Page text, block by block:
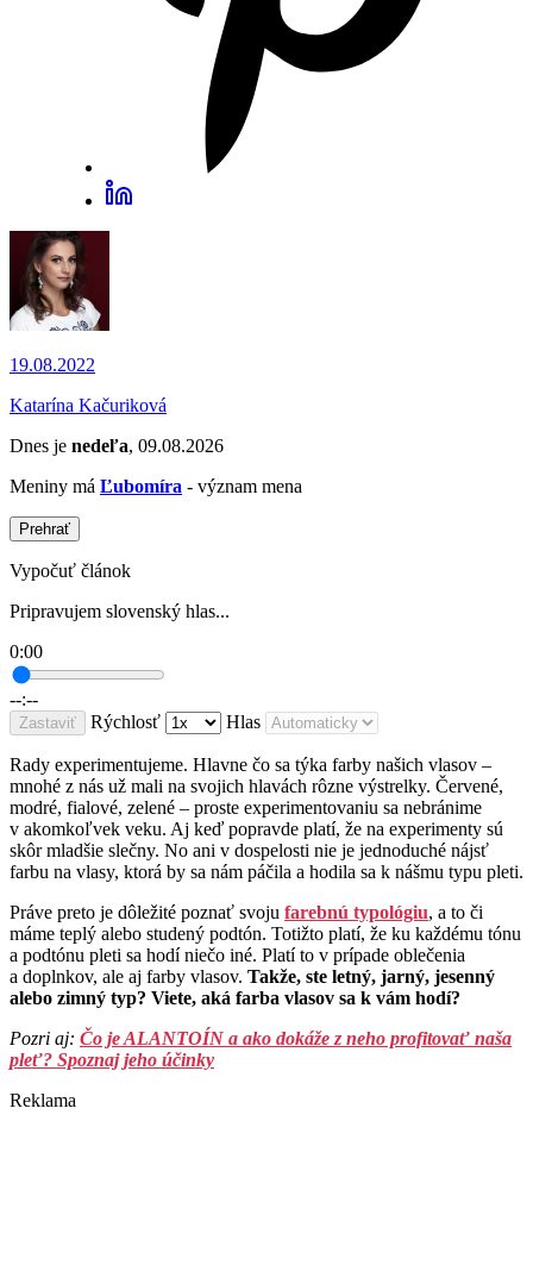
19.08.2022
Katarína Kačuriková
Dnes je nedeľa, 09.08.2026
Meniny má Ľubomíra - význam mena
Prehrať
Vypočuť článok
Pripravujem slovenský hlas...
0:00
--:--
Zastaviť Rýchlosť Hlas
Rady experimentujeme. Hlavne čo sa týka farby našich vlasov –
mnohé z nás už mali na svojich hlavách rôzne výstrelky. Červené,
modré, fialové, zelené – proste experimentovaniu sa nebránime
v akomkoľvek veku. Aj keď popravde platí, že na experimenty sú
skôr mladšie slečny. No ani v dospelosti nie je jednoduché nájsť
farbu na vlasy, ktorá by sa nám páčila a hodila sa k nášmu typu pleti.
Práve preto je dôležité poznať svoju farebnú typológiu, a to či
máme teplý alebo studený podtón. Totižto platí, že ku každému tónu
a podtónu pleti sa hodí niečo iné. Platí to v prípade oblečenia
a doplnkov, ale aj farby vlasov. Takže, ste letný, jarný, jesenný
alebo zimný typ? Viete, aká farba vlasov sa k vám hodí?
Pozri aj: Čo je ALANTOÍN a ako dokáže z neho profitovať naša
pleť? Spoznaj jeho účinky
Reklama